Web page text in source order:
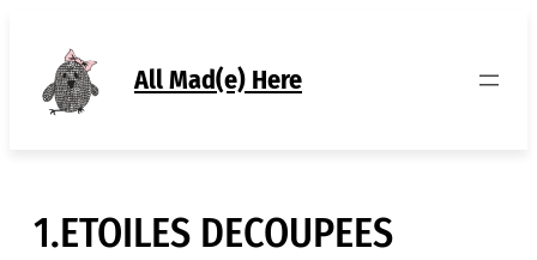
contenu
All Mad(e) Here
1.ETOILES DECOUPEES